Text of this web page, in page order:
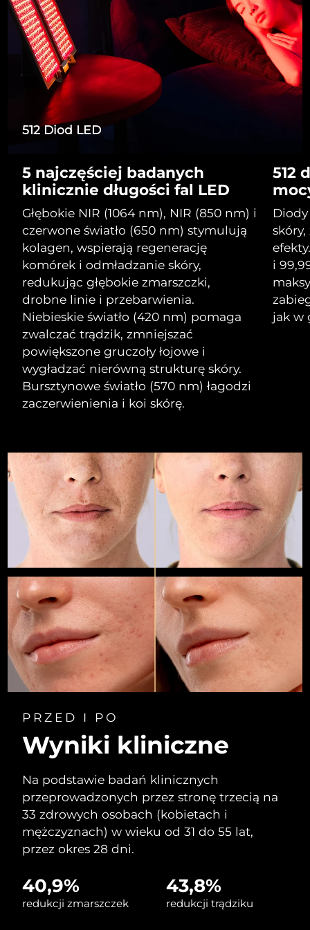
512 Diod LED
5 najczęściej badanych
klinicznie długości fal LED
Głębokie NIR (1064 nm), NIR (850 nm) i
czerwone światło (650 nm) stymulują
kolagen, wspierają regenerację
komórek i odmładzanie skóry,
redukując głębokie zmarszczki,
drobne linie i przebarwienia.
Niebieskie światło (420 nm) pomaga
zwalczać trądzik, zmniejszać
powiększone gruczoły łojowe i
wygładzać nierówną strukturę skóry.
Bursztynowe światło (570 nm) łagodzi
zaczerwienienia i koi skórę.
512
i
jak w
PRZED I PO
Wyniki kliniczne
Na podstawie badań klinicznych
przeprowadzonych przez stronę trzecią na
33 zdrowych osobach (kobietach i
mężczyznach) w wieku od 31 do 55 lat,
przez okres 28 dni.
40,9%
redukcji zmarszczek
43,8%
redukcji trądziku
All revitalizing eye massagers
Advanced pore care essentials
Serum
For healthy hair
issa™ Teeth Whitening Gel
18% PAP
Kosmetyki Mężczyźni
Kupuj
FOREO APP
O NAS
Gibraltar
8/16/26
Grecja
Oczekiwany czas dostawy
8/12/26
SRA Hongkong
(Chiny)
Oczekiwany czas dostawy
8/13/26
Węgry
Islandia
Oczekiwany czas dostawy
8/13/26
Indonezja
Oczekiwany czas dostawy
Irlandia
Oczekiwany czas dostawy
8/12/26
Wyspa Man
Oczekiwany czas dostawy
8/14/26
Izrael
Oczekiwany czas dostawy
Włochy
Oczekiwany czas dostawy
Jersey
Oczekiwany czas dostawy
8/17/26
Kazachstan
Oczekiwany czas dostawy
8/14/26
Kuwejt
Oczekiwany czas dostawy
8/12/26
Łotwa
Oczekiwany czas dostawy
8/12/26
Liban
Oczekiwany czas dostawy
8/13/26
Litwa
Oczekiwany czas dostawy
8/12/26
Luksemburg
SRA Makau (Chiny)
Oczekiwany czas dostawy
Malezja
Oczekiwany czas dostawy
8/15/26
Malta
Oczekiwany czas dostawy
Meksyk